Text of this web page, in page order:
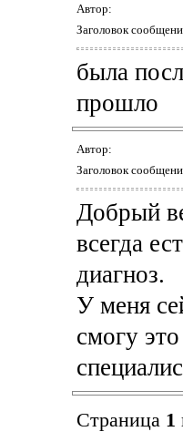
Автор:
Заголовок
была
прошло
Автор:
Заголовок
Добрый
всегда
диагноз.
У меня
смогу
Страница 1